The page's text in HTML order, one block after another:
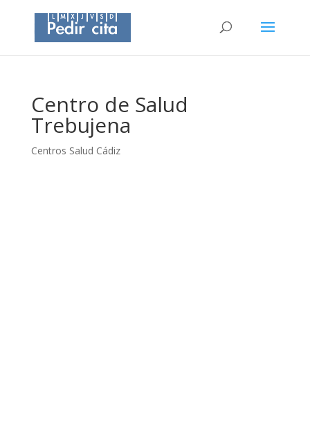
Centro de Salud
Trebujena
Centros Salud Cádiz